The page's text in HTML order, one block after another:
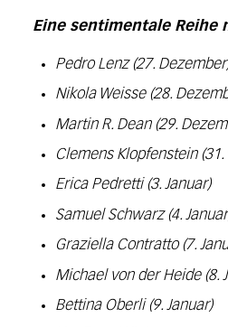
Eine sentimentale Reihe
Pedro Lenz (27.
Nikola Weisse (28.
Martin R. Dean (29.
Clemens Klopfenstein
Erica Pedretti (3. Januar)
Samuel Schwarz (4.
Graziella Contratto (7.
Michael von der Heide (8.
Bettina Oberli (9. Januar)